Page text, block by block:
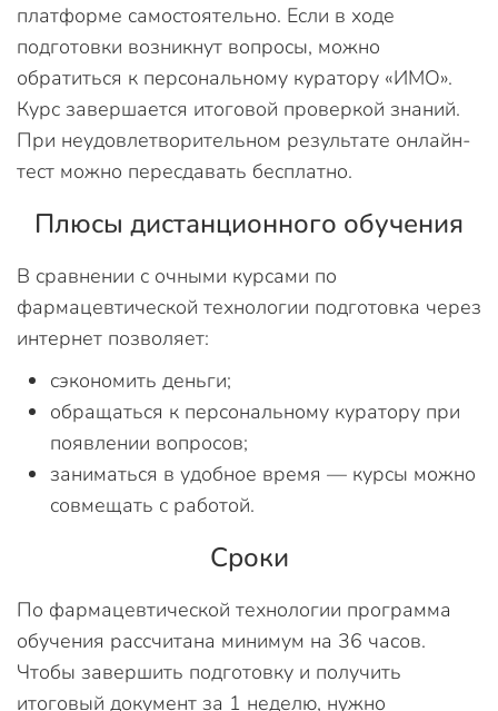
платформе самостоятельно. Если в ходе
подготовки возникнут вопросы, можно
обратиться к персональному куратору «ИМО».
Курс завершается итоговой проверкой знаний.
При неудовлетворительном результате онлайн-
тест можно пересдавать бесплатно.
Плюсы дистанционного обучения
В сравнении с очными курсами по
фармацевтической технологии подготовка через
интернет позволяет:
сэкономить деньги;
обращаться к персональному куратору при
появлении вопросов;
заниматься в удобное время — курсы можно
совмещать с работой.
Сроки
По фармацевтической технологии программа
обучения рассчитана минимум на 36 часов.
Чтобы завершить подготовку и получить
итоговый документ за 1 неделю, нужно